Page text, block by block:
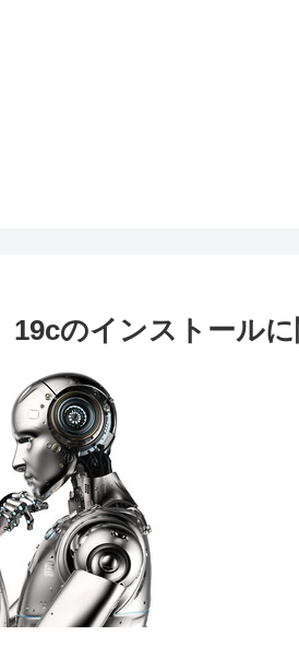
19cのインストール